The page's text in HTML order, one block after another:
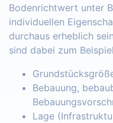
Bodenrichtwert unter
individuellen
durchaus erheblich
sind dabei zum
Bebauung,
Lage